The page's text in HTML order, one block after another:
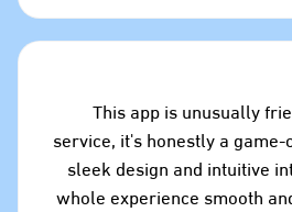
«This app is unusually
service, it's honestly a
sleek design and intuitive
whole experience smooth